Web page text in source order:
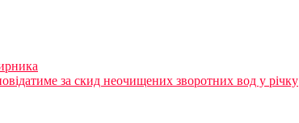
за скид неочищених зворотних вод у річку